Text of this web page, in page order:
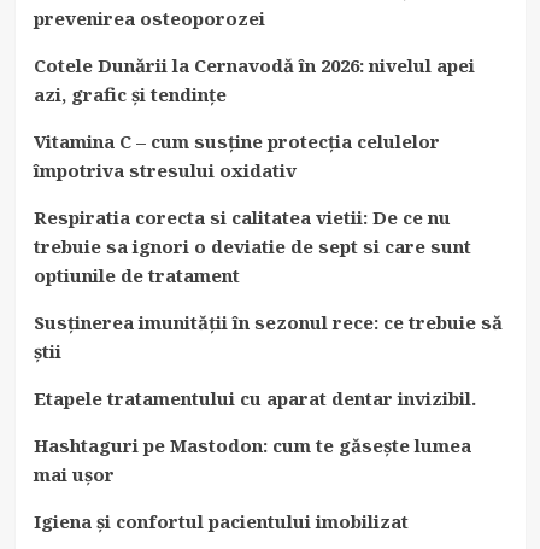
prevenirea osteoporozei
Cotele Dunării la Cernavodă în 2026: nivelul apei
azi, grafic și tendințe
Vitamina C – cum susține protecția celulelor
împotriva stresului oxidativ
Respiratia corecta si calitatea vietii: De ce nu
trebuie sa ignori o deviatie de sept si care sunt
optiunile de tratament
Susținerea imunității în sezonul rece: ce trebuie să
știi
Etapele tratamentului cu aparat dentar invizibil.
Hashtaguri pe Mastodon: cum te găsește lumea
mai ușor
Igiena și confortul pacientului imobilizat